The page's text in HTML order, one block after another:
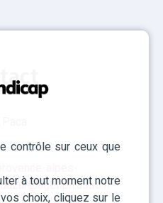
contrôle sur ceux que
à tout moment notre
choix, cliquez sur le
93 15 50